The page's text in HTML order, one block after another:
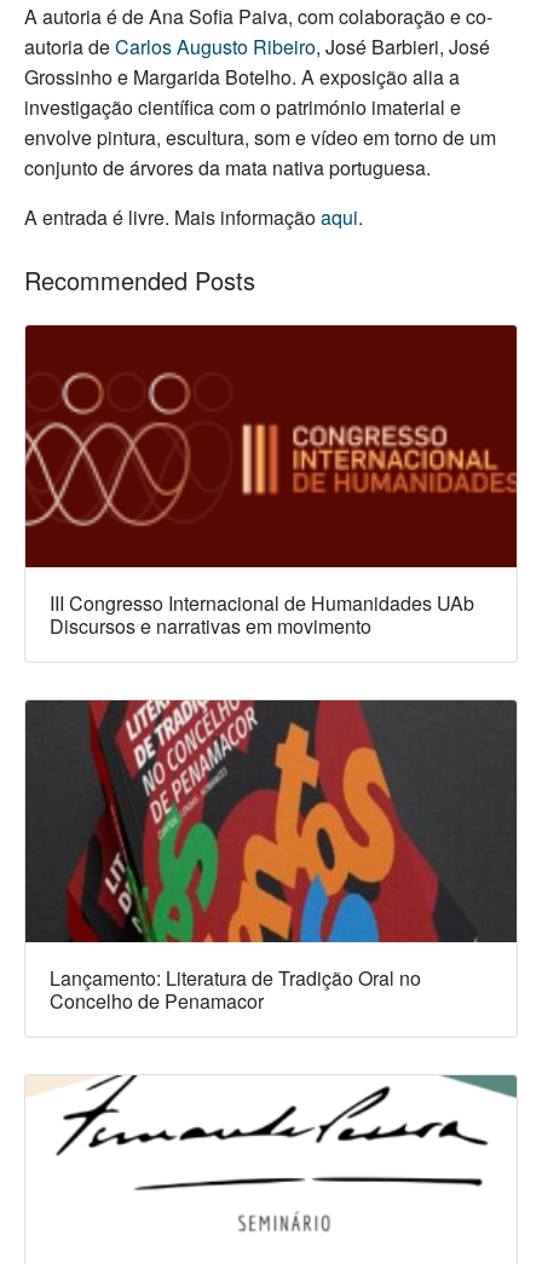
A autoria é de Ana Sofia Paiva, com colaboração e co-
autoria deCarlos Augusto Ribeiro, José Barbieri, José
Grossinho e Margarida Botelho. A exposição alia a
investigação científica com o património imaterial e
envolve pintura, escultura, som e vídeo em torno de um
conjunto de árvores da mata nativa portuguesa.
A entrada é livre. Mais informaçãoaqui.
Recommended Posts
III Congresso Internacional de Humanidades UAb
Discursos e narrativas em movimento
Lançamento: Literatura de Tradição Oral no
Concelho de Penamacor